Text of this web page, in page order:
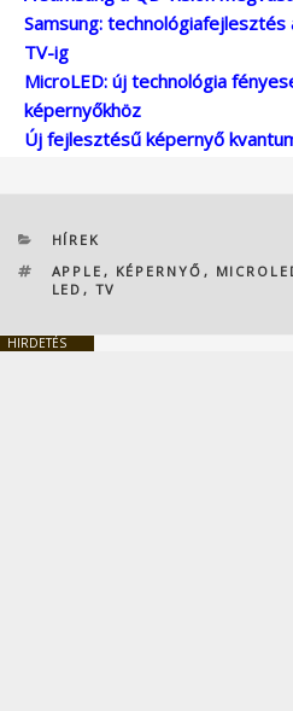
Samsung:
TV-ig
MicroLED: új technológia
képernyőkhöz
Új fejlesztésű képernyő
KATEGÓRIÁK
HÍREK
CÍMKÉK
APPLE , KÉPERNYŐ ,
LED , TV
HIRDETÉS